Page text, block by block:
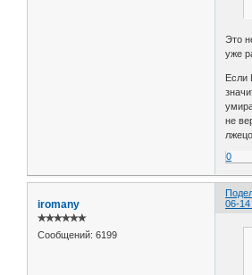
Это
уже
Если
не
0
06-14
iromany
✯✯✯✯✯✯
Сообщений: 6199